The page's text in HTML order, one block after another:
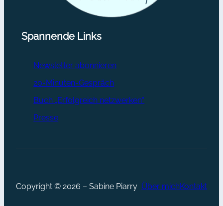
Spannende Links
Newsletter abonnieren
20-Minuten-Gespräch
Buch „Erfolgreich netzwerken“
Presse
Copyright © 2026 – Sabine Piarry Über michKontakt